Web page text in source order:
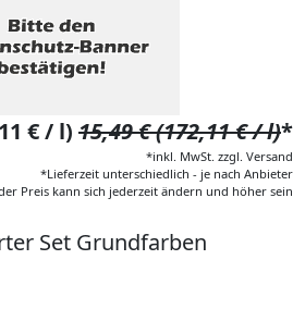
€ / l) 15,49 € (172,11 € / l)*
*inkl. MwSt. zzgl. Versand
*Lieferzeit unterschiedlich - je nach Anbieter
Preis kann sich jederzeit ändern und höher sein
Set Grundfarben